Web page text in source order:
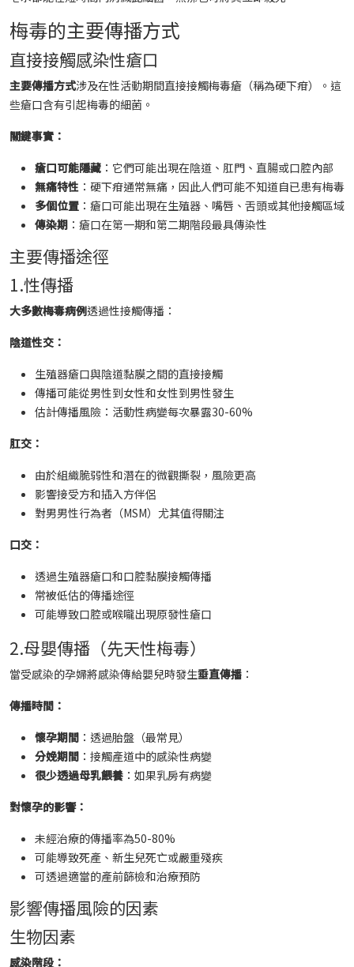
梅毒的主要傳播方式
直接接觸感染性瘡口
主要傳播方式涉及在性活動期間直接接觸梅毒瘡（稱為硬下疳）。這
些瘡口含有引起梅毒的細菌。
關鍵事實：
瘡口可能隱藏 ：它們可能出現在陰道、肛門、直腸或口腔內部
無痛特性 ：硬下疳通常無痛，因此人們可能不知道自已患有梅毒
多個位置 ：瘡口可能出現在生殖器、嘴唇、舌頭或其他接觸區域
傳染期 ：瘡口在第一期和第二期階段最具傳染性
主要傳播途徑
1.性傳播
大多數梅毒病例透過性接觸傳播：
陰道性交：
生殖器瘡口與陰道黏膜之間的直接接觸
傳播可能從男性到女性和女性到男性發生
估計傳播風險：活動性病變每次暴露30-60%
肛交：
由於組織脆弱性和潛在的微觀撕裂，風險更高
影響接受方和插入方伴侶
對男男性行為者（MSM）尤其值得關注
口交：
透過生殖器瘡口和口腔黏膜接觸傳播
常被低估的傳播途徑
可能導致口腔或喉嚨出現原發性瘡口
2.母嬰傳播（先天性梅毒）
當受感染的孕婦將感染傳給嬰兒時發生垂直傳播 ：
傳播時間：
懷孕期間 ：透過胎盤（最常見）
分娩期間 ：接觸產道中的感染性病變
很少透過母乳餵養 ：如果乳房有病變
對懷孕的影響：
未經治療的傳播率為50-80%
可能導致死產、新生兒死亡或嚴重殘疾
可透過適當的產前篩檢和治療預防
影響傳播風險的因素
生物因素
感染階段：